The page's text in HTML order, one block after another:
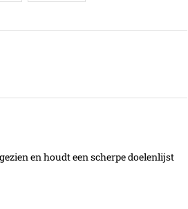
en houdt een scherpe doelenlijst